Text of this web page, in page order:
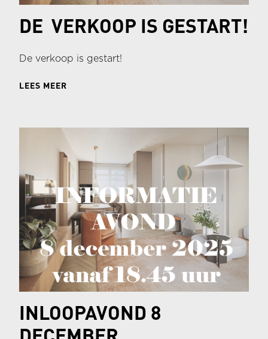
DE VERKOOP IS GESTART!
De verkoop is gestart!
LEES MEER
INLOOPAVOND 8